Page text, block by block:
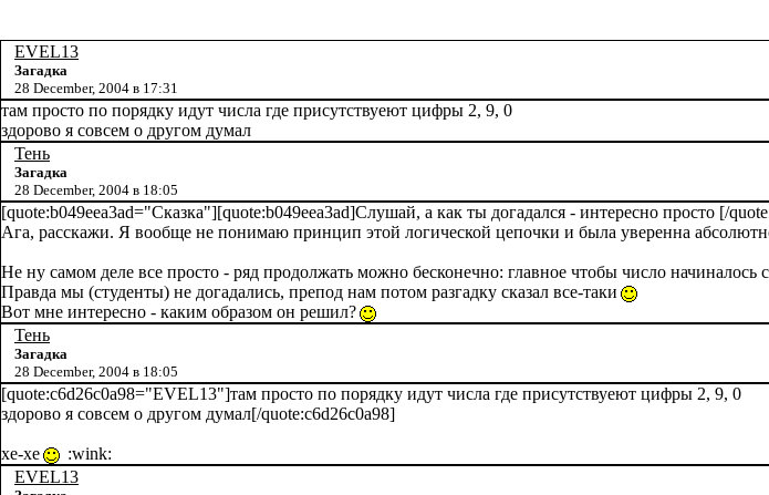
EVEL13
Загадка
28 December, 2004 в 17:31
там просто по порядку идут числа где присутствуеют цифры 2, 9, 0
здорово я совсем о другом думал
Тень
Загадка
28 December, 2004 в 18:05
[quote:b049eea3ad="Сказка"][quote:b049eea3ad]Слушай, а как ты догадался - интересно просто [/
Ага, расскажи. Я вообще не понимаю принцип этой логической цепочки и была уверенна
Не ну самом деле все просто - ряд продолжать можно бесконечно: главное чтобы число начиналось
Правда мы (студенты) не догадались, препод нам потом разгадку сказал все-таки
Вот мне интересно - каким образом он решил?
Тень
Загадка
28 December, 2004 в 18:05
[quote:c6d26c0a98="EVEL13"]там просто по порядку идут числа где присутствуеют цифры 2, 9, 0
здорово я совсем о другом думал[/quote:c6d26c0a98]
хе-хе
:wink:
EVEL13